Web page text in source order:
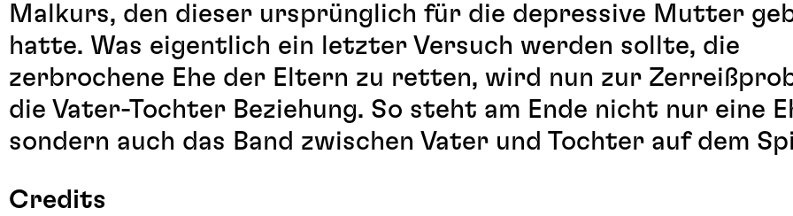
Malkurs, den dieser ursprünglich für die depressive Mutter
hatte. Was eigentlich ein letzter Versuch werden sollte, die
zerbrochene Ehe der Eltern zu retten, wird nun zur
die Vater-Tochter Beziehung. So steht am Ende nicht nur eine
sondern auch das Band zwischen Vater und Tochter auf dem
Credits